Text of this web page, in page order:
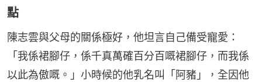
點
陳志雲與父母的關係極好，他坦言自己備受寵愛：
「我係裙腳仔，係千真萬確百分百嘅裙腳仔，而我係
以此為傲嘅。」小時候的他乳名叫「阿豬」，全因他